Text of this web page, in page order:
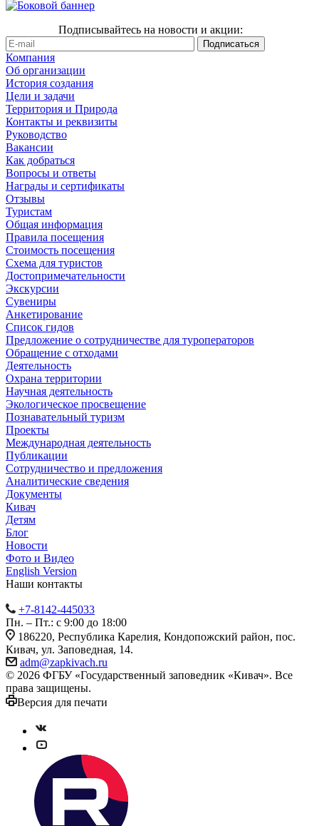
Подписывайтесь на новости и акции:
Компания
Об организации
История создания
Цели и задачи
Территория и Природа
Контакты и реквизиты
Руководство
Вакансии
Как добраться
Вопросы и ответы
Награды и сертификаты
Отзывы
Туристам
Общая информация
Правила посещения
Стоимость посещения
Схема для туристов
Достопримечательности
Экскурсии
Сувениры
Анкетирование
Список гидов
Предложение о сотрудничестве для туроператоров
Обращение с отходами
Деятельность
Охрана территории
Научная деятельность
Экологическое просвещение
Познавательный туризм
Проекты
Международная деятельность
Публикации
Сотрудничество и предложения
Аналитические сведения
Документы
Кивач
Детям
Блог
Новости
Фото и Видео
English Version
Наши контакты
+7-8142-445033
Пн. – Пт.: с 9:00 до 18:00
186220, Республика Карелия, Кондопожский район, пос.
Кивач, ул. Заповедная, 14.
adm@zapkivach.ru
© 2026 ФГБУ «Государственный заповедник «Кивач». Все
права защищены.
Версия для печати